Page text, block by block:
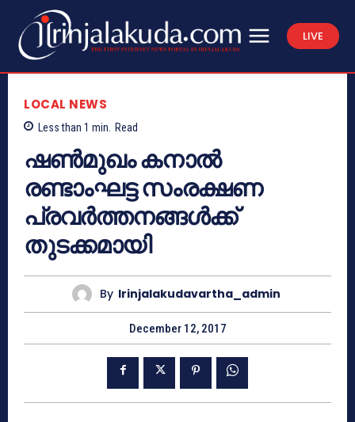
LIVE
LOCAL NEWS
Less than 1 min. Read
ഷണ്‍മുഖം കനാല്‍
രണ്ടാംഘട്ട സംരക്ഷണ
പ്രവര്‍ത്തനങ്ങള്‍ക്ക്
തുടക്കമായി
By Irinjalakudavartha_admin
December 12, 2017